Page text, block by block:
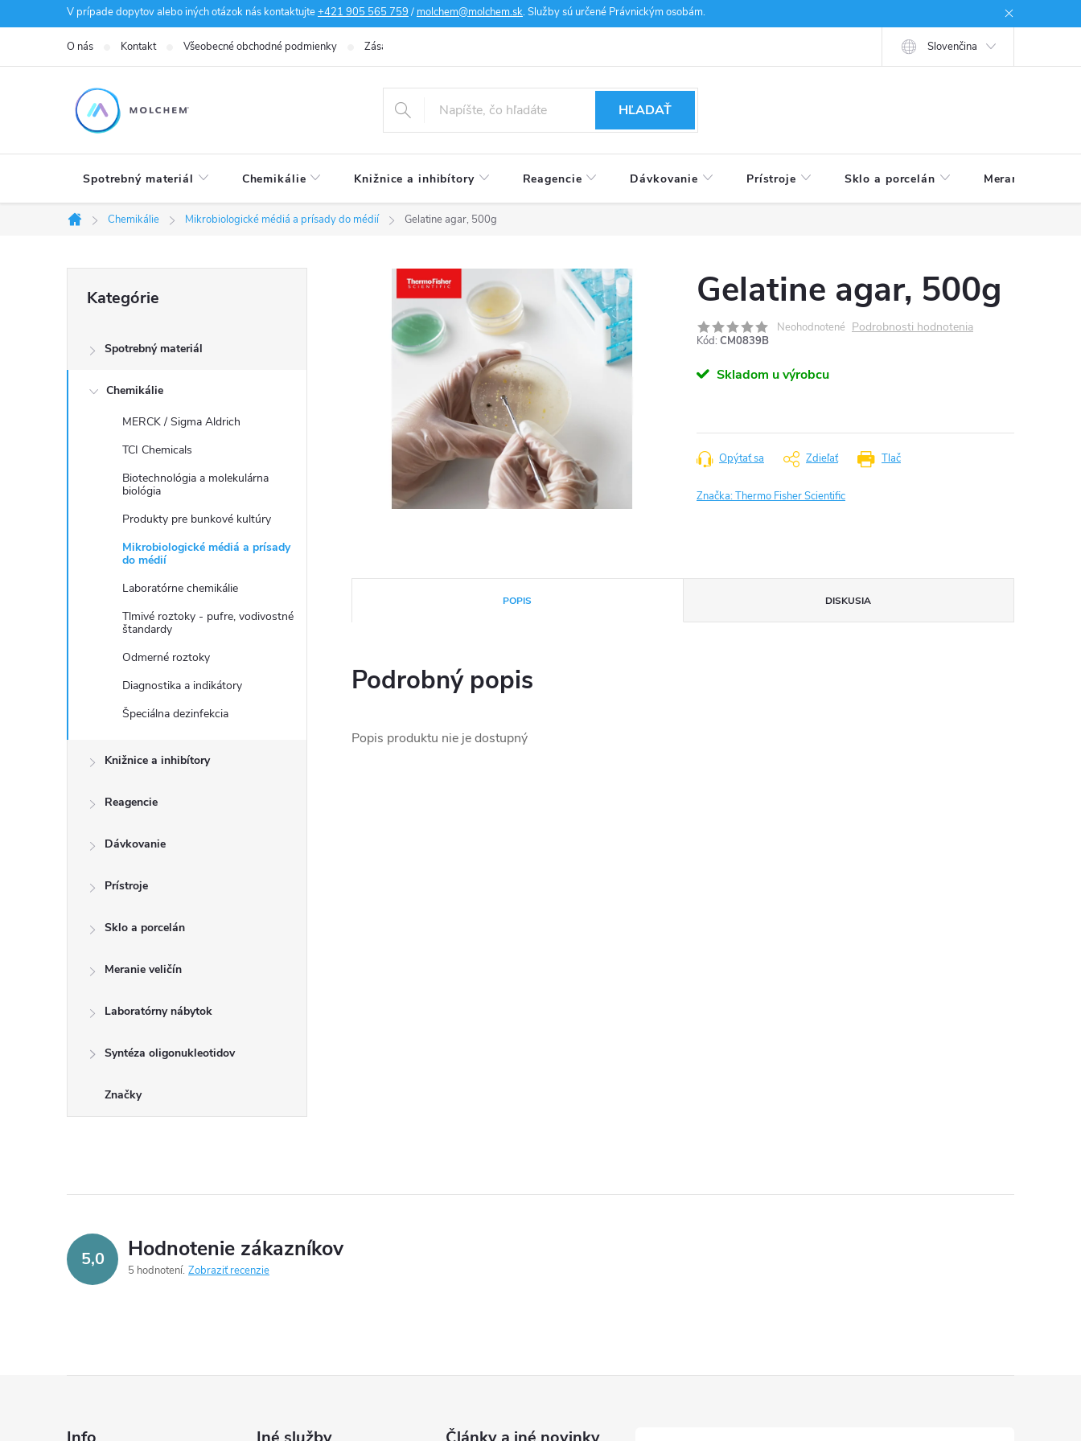
na
V prípade dopytov alebo iných otázok nás kontaktujte+421 905 565 759/ molchem@molchem.sk. Služby sú určené Právnickým osobám.
O nás Kontakt Všeobecné obchodné podmienky Zásady ochrany osobných údajov Slovenčina
HĽADAŤ
Spotrebný materiál Chemikálie Knižnice a inhibítory Reagencie Dávkovanie Prístroje Sklo a porcelán Meranie veličín
Domov
Chemikálie Mikrobiologické médiá a prísady do médií Gelatine agar, 500g
č
kategórie
Kategórie
Spotrebný materiál
Chemikálie
MERCK / Sigma Aldrich
TCI Chemicals
Biotechnológia a molekulárna
biológia
Produkty pre bunkové kultúry
Mikrobiologické médiá a prísady
do médií
Laboratórne chemikálie
Tlmivé roztoky - pufre, vodivostné
štandardy
Odmerné roztoky
Diagnostika a indikátory
Špeciálna dezinfekcia
Knižnice a inhibítory
Reagencie
Dávkovanie
Prístroje
Sklo a porcelán
Meranie veličín
Laboratórny nábytok
Syntéza oligonukleotidov
Značky
Gelatine agar, 500g
Neohodnotené Podrobnosti hodnotenia
Kód: CM0839B
Skladom u výrobcu
Tlač
Opýtať sa Zdieľať
Značka:Thermo Fisher Scientific
POPIS DISKUSIA
Podrobný popis
Popis produktu nie je dostupný
5,0 Hodnotenie zákazníkov
5 hodnotení Zobraziť recenzie